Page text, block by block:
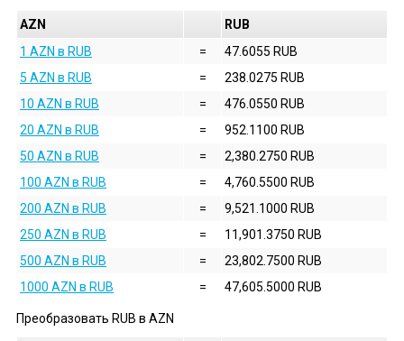
AZN
RUB
1 AZN в RUB
=
47.6055 RUB
5 AZN в RUB
=
238.0275 RUB
10 AZN в RUB
=
476.0550 RUB
20 AZN в RUB
=
952.1100 RUB
50 AZN в RUB
=
2,380.2750 RUB
100 AZN в RUB
=
4,760.5500 RUB
200 AZN в RUB
=
9,521.1000 RUB
250 AZN в RUB
=
11,901.3750 RUB
500 AZN в RUB
=
23,802.7500 RUB
1000 AZN в RUB
= 47,605.5000 RUB
Преобразовать RUB в AZN